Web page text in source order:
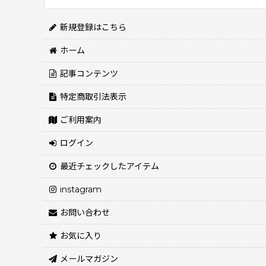
新規登録はこちら
ホーム
記事コンテンツ
特定商取引法表示
ご利用案内
ログイン
最近チェックしたアイテム
instagram
お問い合わせ
お気に入り
メールマガジン